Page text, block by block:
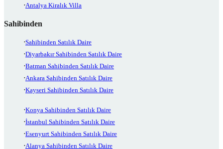
Antalya Kiralık Villa
Sahibinden
Sahibinden Satılık Daire
Diyarbakır Sahibinden Satılık Daire
Batman Sahibinden Satılık Daire
Ankara Sahibinden Satılık Daire
Kayseri Sahibinden Satılık Daire
Konya Sahibinden Satılık Daire
İstanbul Sahibinden Satılık Daire
Esenyurt Sahibinden Satılık Daire
Alanya Sahibinden Satılık Daire